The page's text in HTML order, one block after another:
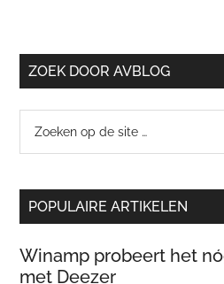
ZOEK DOOR AVBLOG
site
POPULAIRE ARTIKELEN
Winamp probeert het
met Deezer